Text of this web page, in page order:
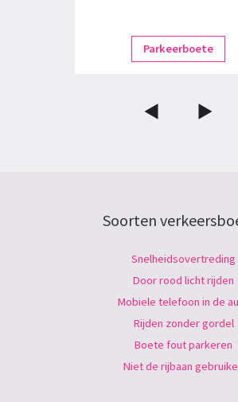
Parkeerboete
Soorten
Snelheidsovertreding
Door rood licht rijden
Mobiele telefoon in de
Rijden zonder gordel
Boete fout parkeren
Niet de rijbaan